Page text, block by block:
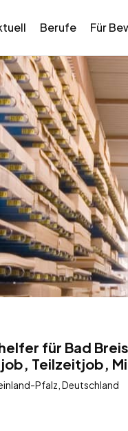
Berufe Für
für Bad
Teilzeitjob,
Pfalz, Deutschland